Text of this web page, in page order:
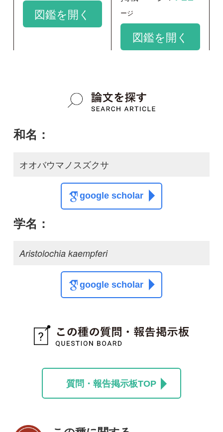
学名：
Aristolochia kaempferi
この種に関する
スレッド
13